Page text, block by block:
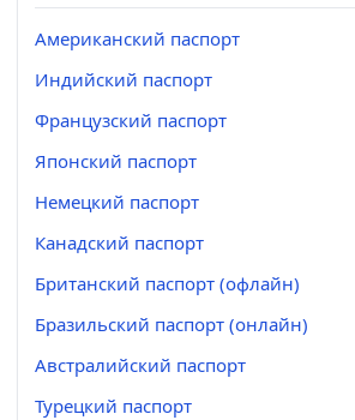
Американский паспорт
Индийский паспорт
Французский паспорт
Японский паспорт
Немецкий паспорт
Канадский паспорт
Британский паспорт (офлайн)
Бразильский паспорт (онлайн)
Австралийский паспорт
Турецкий паспорт